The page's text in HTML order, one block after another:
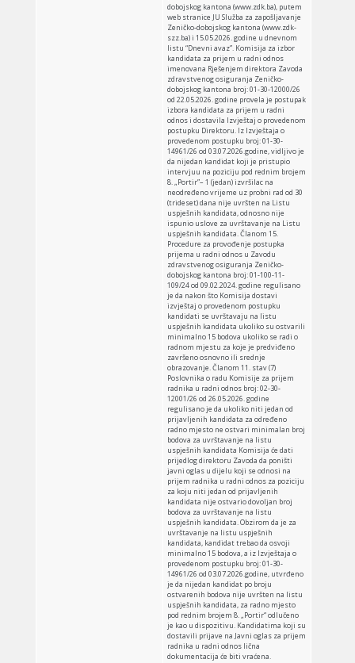
dobojskog kantona (www.zdk.ba), putem
web stranice JU Služba za zapošljavanje
Zeničko-dobojskog kantona (www.zdk-
szz.ba) i 15.05.2026. godine u dnevnom
listu “Dnevni avaz”. Komisija za izbor
kandidata za prijem u radni odnos
imenovana Rješenjem direktora Zavoda
zdravstvenog osiguranja Zeničko-
dobojskog kantona broj: 01-30-12000/26
od 22.05.2026. godine provela je postupak
izbora kandidata za prijem u radni
odnos i dostavila Izvještaj o provedenom
postupku Direktoru. Iz Izvještaja o
provedenom postupku broj: 01-30-
14961/26 od 03.07.2026.godine, vidljivo je
da nijedan kandidat koji je pristupio
intervjuu na poziciju pod rednim brojem
8. „Portir”– 1 (jedan) izvršilac na
neodređeno vrijeme uz probni rad od 30
(trideset) dana nije uvršten na Listu
uspješnih kandidata, odnosno nije
ispunio uslove za uvrštavanje na Listu
uspješnih kandidata. Članom 15.
Procedure za provođenje postupka
prijema u radni odnos u Zavodu
zdravstvenog osiguranja Zeničko-
dobojskog kantona broj: 01-100-11-
109/24 od 09.02.2024. godine regulisano
je da nakon što Komisija dostavi
izvještaj o provedenom postupku
kandidati se uvrštavaju na listu
uspješnih kandidata ukoliko su ostvarili
minimalno 15 bodova ukoliko se radi o
radnom mjestu za koje je predviđeno
završeno osnovno ili srednje
obrazovanje. Članom 11. stav (7)
Poslovnika o radu Komisije za prijem
radnika u radni odnos broj: 02-30-
12001/26 od 26.05.2026. godine
regulisano je da ukoliko niti jedan od
prijavljenih kandidata za određeno
radno mjesto ne ostvari minimalan broj
bodova za uvrštavanje na listu
uspješnih kandidata Komisija će dati
prijedlog direktoru Zavoda da poništi
javni oglas u dijelu koji se odnosi na
prijem radnika u radni odnos za poziciju
za koju niti jedan od prijavljenih
kandidata nije ostvario dovoljan broj
bodova za uvrštavanje na listu
uspješnih kandidata. Obzirom da je za
uvrštavanje na listu uspješnih
kandidata, kandidat trebao da osvoji
minimalno 15 bodova, a iz Izvještaja o
provedenom postupku broj: 01-30-
14961/26 od 03.07.2026.godine, utvrđeno
je da nijedan kandidat po broju
ostvarenih bodova nije uvršten na listu
uspješnih kandidata, za radno mjesto
pod rednim brojem 8. „Portir“ odlučeno
je kao u dispozitivu. Kandidatima koji su
dostavili prijave na Javni oglas za prijem
radnika u radni odnos lična
dokumentacija će biti vraćena.